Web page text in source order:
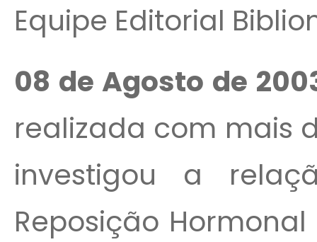
Equipe Editorial
08 de Agosto de
realizada com mais
investigou a
Reposição